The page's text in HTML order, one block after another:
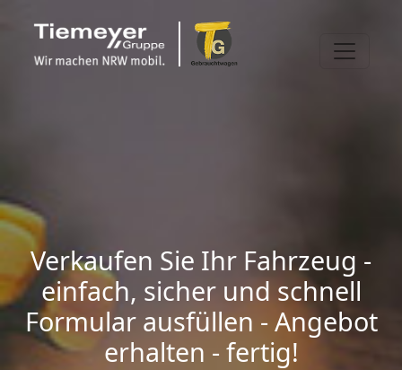
Verkaufen Sie Ihr Fahrzeug -
einfach, sicher und schnell
Formular ausfüllen - Angebot
erhalten - fertig!